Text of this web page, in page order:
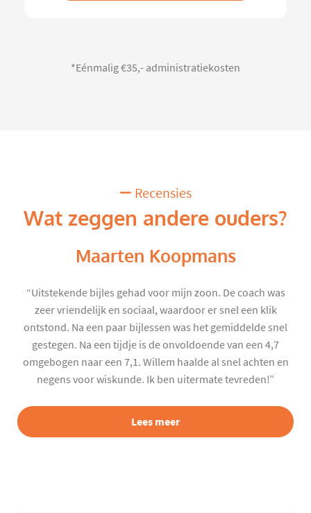
*Eénmalig €35,- administratiekosten
Recensies
Wat zeggen andere ouders?
Maarten Koopmans
“Uitstekende bijles gehad voor mijn zoon. De coach was
zeer vriendelijk en sociaal, waardoor er snel een klik
ontstond. Na een paar bijlessen was het gemiddelde snel
gestegen. Na een tijdje is de onvoldoende van een 4,7
omgebogen naar een 7,1. Willem haalde al snel achten en
negens voor wiskunde. Ik ben uitermate tevreden!”
Lees meer